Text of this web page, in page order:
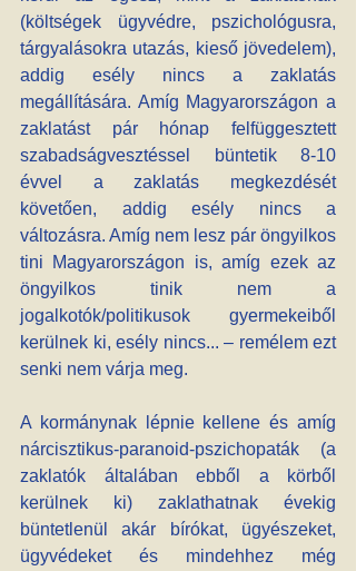
(költségek ügyvédre, pszichológusra,
tárgyalásokra utazás, kieső jövedelem),
addig esély nincs a zaklatás
megállítására. Amíg Magyarországon a
zaklatást pár hónap felfüggesztett
szabadságvesztéssel büntetik 8-10
évvel a zaklatás megkezdését
követően, addig esély nincs a
változásra. Amíg nem lesz pár öngyilkos
tini Magyarországon is, amíg ezek az
öngyilkos tinik nem a
jogalkotók/politikusok gyermekeiből
kerülnek ki, esély nincs... – remélem ezt
senki nem várja meg.
A kormánynak lépnie kellene és amíg
nárcisztikus-paranoid-pszichopaták (a
zaklatók általában ebből a körből
kerülnek ki) zaklathatnak évekig
büntetlenül akár bírókat, ügyészeket,
ügyvédeket és mindehhez még